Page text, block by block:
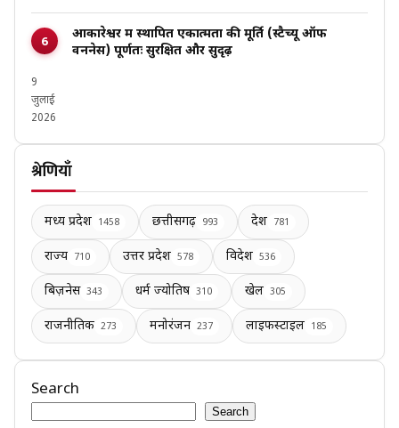
ओंकारेश्वर में स्थापित एकात्मता की मूर्ति (स्टैच्यू ऑफ
वननेस) पूर्णतः सुरक्षित और सुदृढ़
9
जुलाई
2026
श्रेणियाँ
मध्य प्रदेश 1458 छत्तीसगढ़ 993 देश 781
राज्य 710 उत्तर प्रदेश 578 विदेश 536
बिज़नेस 343 धर्म ज्योतिष 310 खेल 305
राजनीतिक 273 मनोरंजन 237 लाइफस्टाइल 185
Search
Search